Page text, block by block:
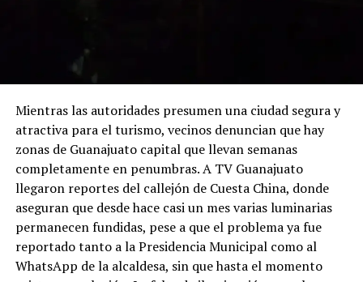
Mientras las autoridades presumen una ciudad segura y
atractiva para el turismo, vecinos denuncian que hay
zonas de Guanajuato capital que llevan semanas
completamente en penumbras. A TV Guanajuato
llegaron reportes del callejón de Cuesta China, donde
aseguran que desde hace casi un mes varias luminarias
permanecen fundidas, pese a que el problema ya fue
reportado tanto a la Presidencia Municipal como al
WhatsApp de la alcaldesa, sin que hasta el momento